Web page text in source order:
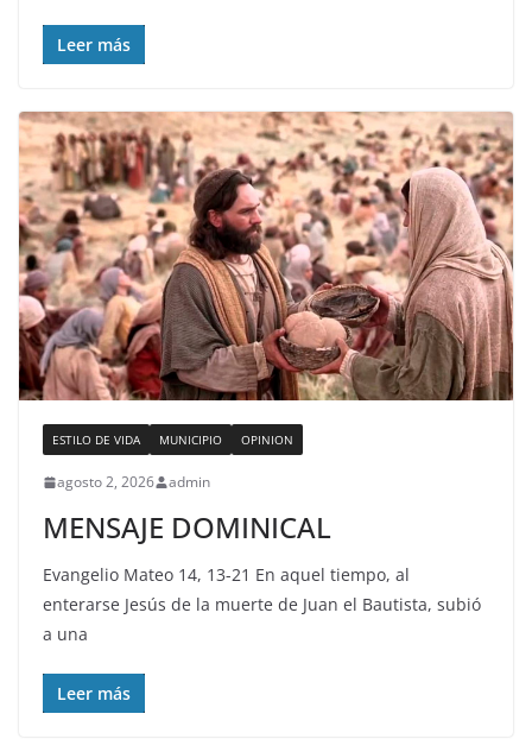
Leer más
ESTILO DE VIDA MUNICIPIO OPINION
agosto 2, 2026 admin
MENSAJE DOMINICAL
Evangelio Mateo 14, 13-21 En aquel tiempo, al
enterarse Jesús de la muerte de Juan el Bautista, subió
a una
Leer más